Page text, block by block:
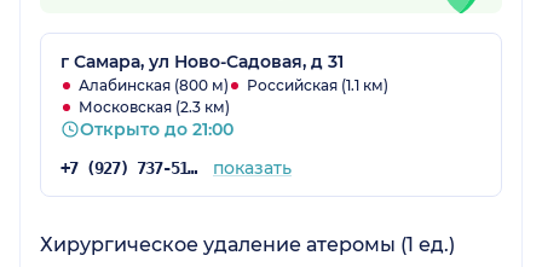
г Самара, ул Ново-Садовая, д 31
Алабинская (800 м)
Российская (1.1 км)
Московская (2.3 км)
Открыто до 21:00
+7 (927) 737-51-37 показать
Хирургическое удаление атеромы (1 ед.)